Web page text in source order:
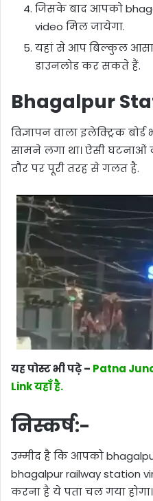
जिसके बाद आपको
video मिल जायेगा.
यहां से आप बिल्कुल
डाउनलोड कर सकते हैं.
Bhagalpur
विज्ञापन वाला इलेक्ट्रिक
सामने लगा था। ऐसी घटनाओं
तौर पर पूरी तरह से गलत है.
यह पोस्ट भी पढ़े – Patna
Link यहाँ है.
निस्कर्ष:-
उम्मीद है कि आपको
bhagalpur railway station
करना है ये पता चल गया